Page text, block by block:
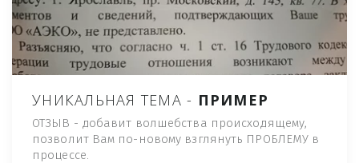
УНИКАЛЬНАЯ ТЕМА - ПРИМЕР
ОТЗЫВ - добавит волшебства происходящему,
позволит Вам по-новому взглянуть ПРОБЛЕМУ в
процессе.